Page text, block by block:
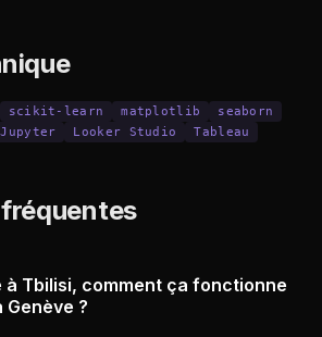
scikit-learn matplotlib
seaborn
Jupyter Looker Studio Tableau
à Tbilisi, comment ça fonctionne
?